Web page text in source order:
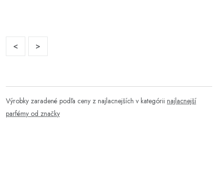
< >
Výrobky zaradené podľa ceny z najlacnejších v kategórii najlacnejší
parfémy od značky